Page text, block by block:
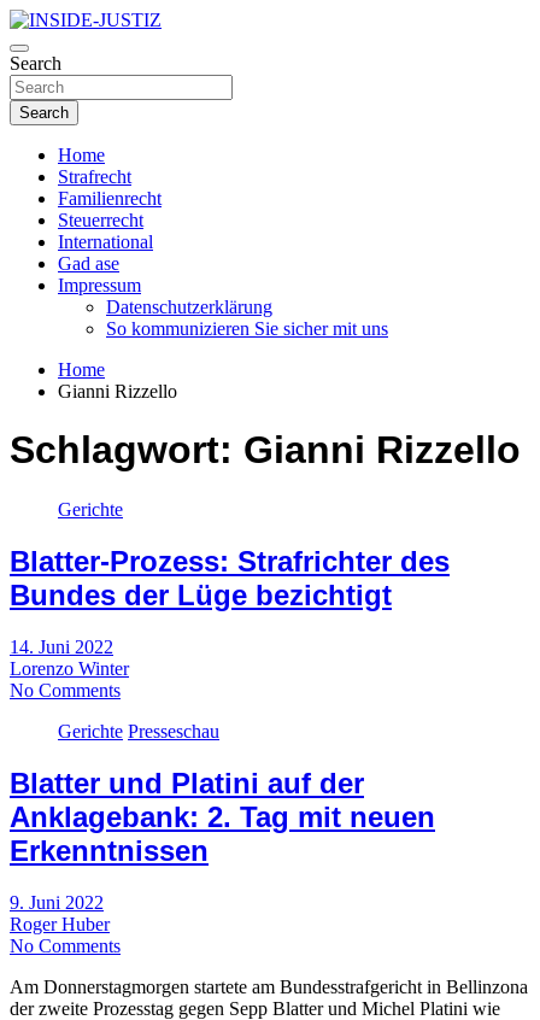
Skip
to
content
INSIDE-JUSTIZ
Investigativer Journalismus zur Dritten Gewalt
Search
Search
Home
Strafrecht
Familienrecht
Steuerrecht
International
Gad ase
Impressum
Datenschutzerklärung
So kommunizieren Sie sicher mit uns
Home
Gianni Rizzello
Schlagwort: Gianni Rizzello
Gerichte
Blatter-Prozess: Strafrichter des
Bundes der Lüge bezichtigt
14. Juni 2022
Lorenzo Winter
No Comments
Gerichte Presseschau
Blatter und Platini auf der
Anklagebank: 2. Tag mit neuen
Erkenntnissen
9. Juni 2022
Roger Huber
No Comments
Am Donnerstagmorgen startete am Bundesstrafgericht in Bellinzona
der zweite Prozesstag gegen Sepp Blatter und Michel Platini wie